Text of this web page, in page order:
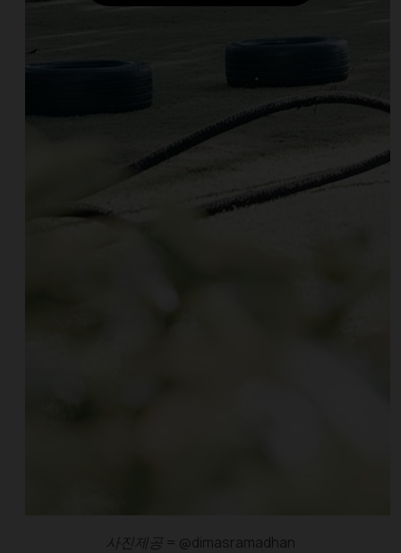
사진제공 = @dimasramadhan